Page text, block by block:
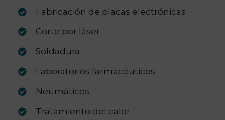
Fabricación de placas electrónicas
Corte por láser
Soldadura
Laboratorios farmacéuticos
Neumáticos
Tratamiento del calor